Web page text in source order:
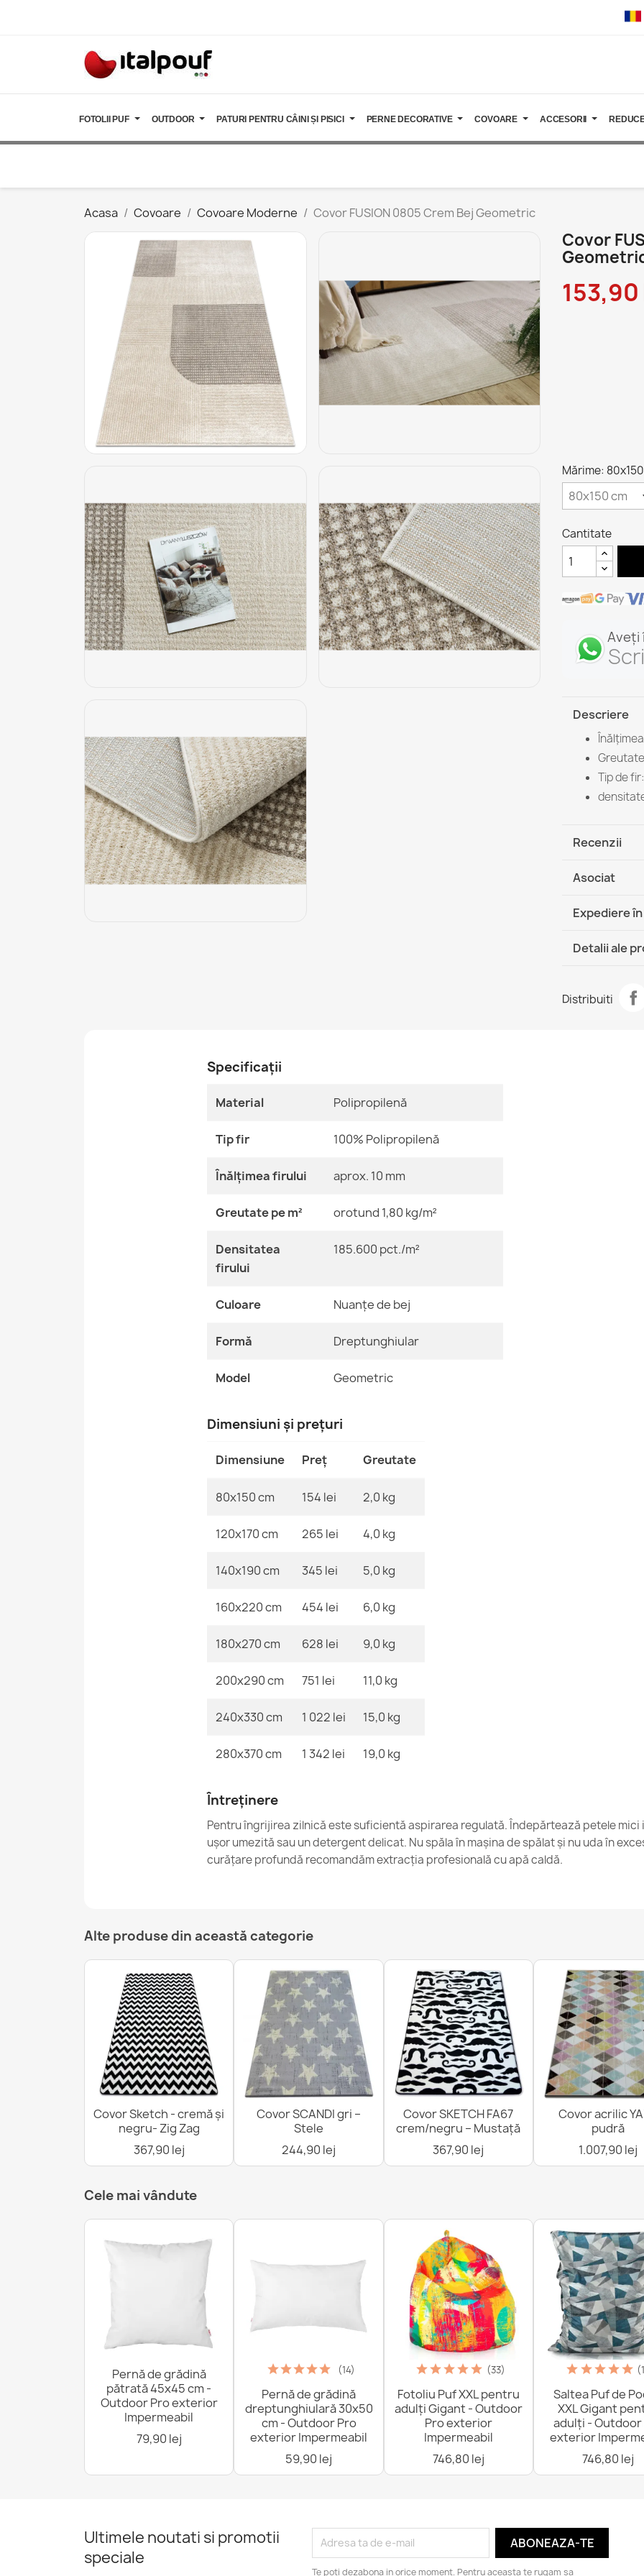
FOTOLII PUF OUTDOOR PATURI PENTRU CÂINI ȘI PISICI PERNE DECORATIVE COVOARE ACCESORII
Acasa Covoare Covoare Moderne Covor FUSION 0805 Crem Bej Geometric
Covor
Mărime:
Cantitate
Aveți
Descriere
Tip de
Recenzii
Asociat
Covor
153,90 lej
Expediere
DHL / GLS
Detalii ale
Distribuiti
Specificații
Material Polipropilenă
Tip fir 100% Polipropilenă
Înălțimea firului aprox. 10 mm
Greutate pe m² orotund 1,80 kg/m²
Densitatea
firului
185.600 pct./m²
Culoare Nuanțe de bej
Formă Dreptunghiular
Model Geometric
Dimensiuni și prețuri
Dimensiune Preț Greutate
80x150 cm 154 lei 2,0 kg
120x170 cm 265 lei 4,0 kg
140x190 cm 345 lei 5,0 kg
160x220 cm 454 lei 6,0 kg
180x270 cm 628 lei 9,0 kg
200x290 cm 751 lei 11,0 kg
240x330 cm 1 022 lei 15,0 kg
280x370 cm 1 342 lei 19,0 kg
Întreținere
Pentru îngrijirea zilnică este suficientă aspirarea regulată. Îndepărtează petele mici
ușor umezită sau un detergent delicat. Nu spăla în mașina de spălat și nu uda în
curățare profundă recomandăm extracția profesională cu apă caldă.
Alte produse din această categorie
Covor Sketch - cremă și
negru- Zig Zag
367,90 lej
Covor SCANDI gri –
Stele
244,90 lej
Covor SKETCH FA67
crem/negru – Mustață
367,90 lej
Covor acrilic
pudră
1.007,90 lej
Cele mai vândute
Pernă de grădină
pătrată 45x45 cm -
Outdoor Pro exterior
Impermeabil
79,90 lej
(14)
Pernă de grădină
dreptunghiulară 30x50
cm - Outdoor Pro
exterior Impermeabil
59,90 lej
(33)
Fotoliu Puf XXL pentru
adulți Gigant - Outdoor
Pro exterior
Impermeabil
746,80 lej
Saltea Puf de
XXL Gigant
adulți - Outdoor
exterior
746,80 lej
Ultimele noutati si promotii
speciale
Te poti dezabona in orice moment. Pentru aceasta te rugam sa